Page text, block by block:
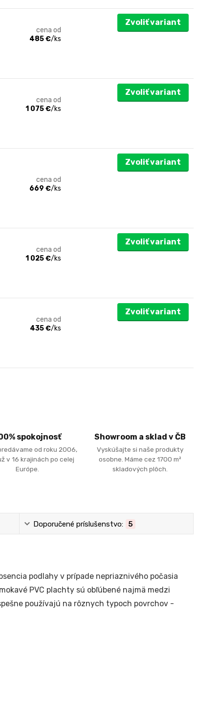
cena od
485 €/ks
Zvoliť variant
cena od
1 075 €/ks
Zvoliť variant
cena od
669 €/ks
Zvoliť variant
cena od
1 025 €/ks
Zvoliť variant
cena od
435 €/ks
Zvoliť variant
spokojnosť
od roku 2006,
v 16 krajinách po celej
Európe.
Showroom a sklad v ČB
Vyskúšajte si naše produkty
osobne. Máme cez 1700 m²
skladových plôch.
Doporučené príslušenstvo: 5
podlahy v prípade nepriaznivého počasia
PVC plachty sú obľúbené najmä medzi
používajú na rôznych typoch povrchov -